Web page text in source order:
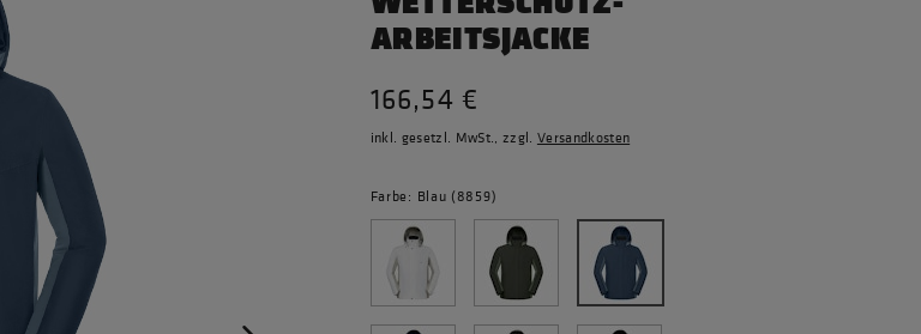
ARBEITSJACKE
166,54 €
inkl. gesetzl. MwSt., zzgl. Versandkosten
Farbe: Blau (8859)